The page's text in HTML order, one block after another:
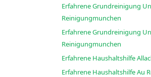
Erfahrene Grundreinigung
Reinigungmunchen
Erfahrene Grundreinigung
Reinigungmunchen